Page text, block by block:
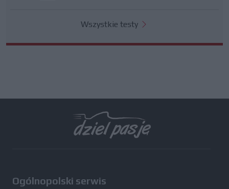
Wszystkie testy
Ogólnopolski serwis